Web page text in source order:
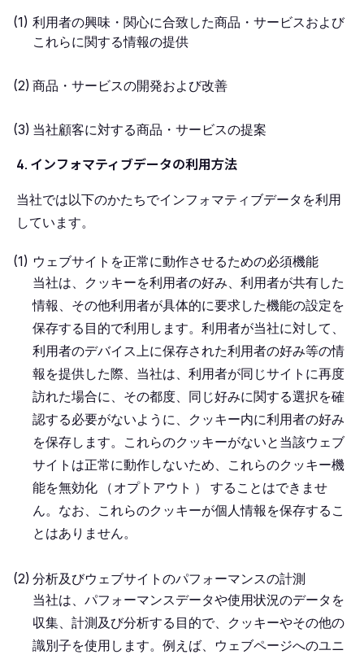
利用者の興味・関心に合致した商品・サービスおよび
これらに関する情報の提供
商品・サービスの開発および改善
当社顧客に対する商品・サービスの提案
4. インフォマティブデータの利用方法
当社では以下のかたちでインフォマティブデータを利用
しています。
ウェブサイトを正常に動作させるための必須機能
当社は、クッキーを利用者の好み、利用者が共有した
情報、その他利用者が具体的に要求した機能の設定を
保存する目的で利用します。利用者が当社に対して、
利用者のデバイス上に保存された利用者の好み等の情
報を提供した際、当社は、利用者が同じサイトに再度
訪れた場合に、その都度、同じ好みに関する選択を確
認する必要がないように、クッキー内に利用者の好み
を保存します。これらのクッキーがないと当該ウェブ
サイトは正常に動作しないため、これらのクッキー機
能を無効化
（ オプトアウト ） することはできませ
ん。なお、これらのクッキーが個人情報を保存するこ
とはありません。
分析及びウェブサイトのパフォーマンスの計測
当社は、パフォーマンスデータや使用状況のデータを
収集、計測及び分析する目的で、クッキーやその他の
識別子を使用します。例えば、ウェブページへのユニ